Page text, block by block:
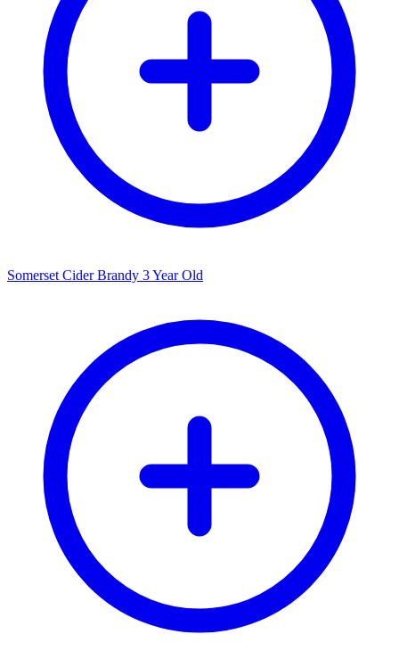
Somerset Cider Brandy 3 Year Old